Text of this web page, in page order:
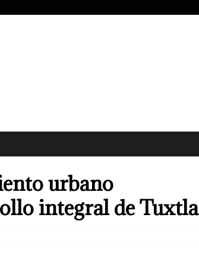
urbano
integral de Tuxtla